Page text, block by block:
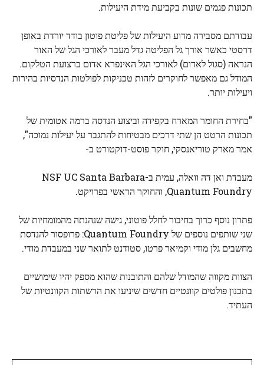
תכונות פגמים שונות בקביעת מידת היעילות.
עבודתם מסבירה מדוע היעילות של פליטת פוטון בודד יורדת באופן
דרסטי כאשר אורך גל הפליטה גדל מעבר לאורכי הגל של האור
הנראה (סגול לאדום) לאורכי הגל האינפרא אדום ברצועת הטלקום.
המודל גם מאפשר לחוקרים לזהות טכניקות לפולטות הנדסיות בהירות
ויעילות יותר.
"בחירת החומר המארח בקפידה וביצוע הנדסה ברמה אטומית של
תכונות הרטט הן שתי דרכים מבטיחות להתגבר על יעילות נמוכה",
אמר מארק טוריאנסקי, חוקר פוסט-דוקטורט ב-
מעבדת ואן דה וואלה, עמית ב-NSF UC Santa Barbara
Quantum Foundry, והחוקר הראשי בפרויקט.
פתרון נוסף כרוך בחיבור לחלל פוטוני, גישה שנהנתה מהמומחיות של
שני שותפים נוספים של Quantum Foundry: פרופסור להנדסת
מחשבים גלן מודי וקמיאר פרטו, סטודנט לתואר שני במעבדת מודי.
הצוות מקווה שהמודל שלהם והתובנות שהוא מספק יהיו שימושיים
בתכנון פולטים קוונטיים חדשים שיניעו את הרשתות הקוונטיות של
העתיד.